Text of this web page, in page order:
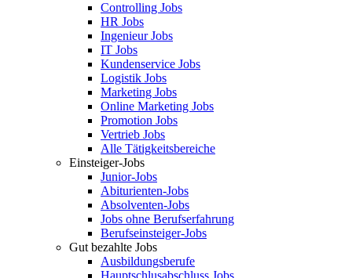
Controlling Jobs
HR Jobs
Ingenieur Jobs
IT Jobs
Kundenservice Jobs
Logistik Jobs
Marketing Jobs
Online Marketing Jobs
Promotion Jobs
Vertrieb Jobs
Alle Tätigkeitsbereiche
Einsteiger-Jobs
Junior-Jobs
Abiturienten-Jobs
Absolventen-Jobs
Jobs ohne Berufserfahrung
Berufseinsteiger-Jobs
Gut bezahlte Jobs
Ausbildungsberufe
Hauptschlusabschluss Jobs